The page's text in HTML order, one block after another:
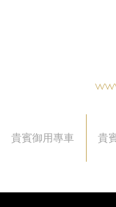
貴賓御用專車 貴